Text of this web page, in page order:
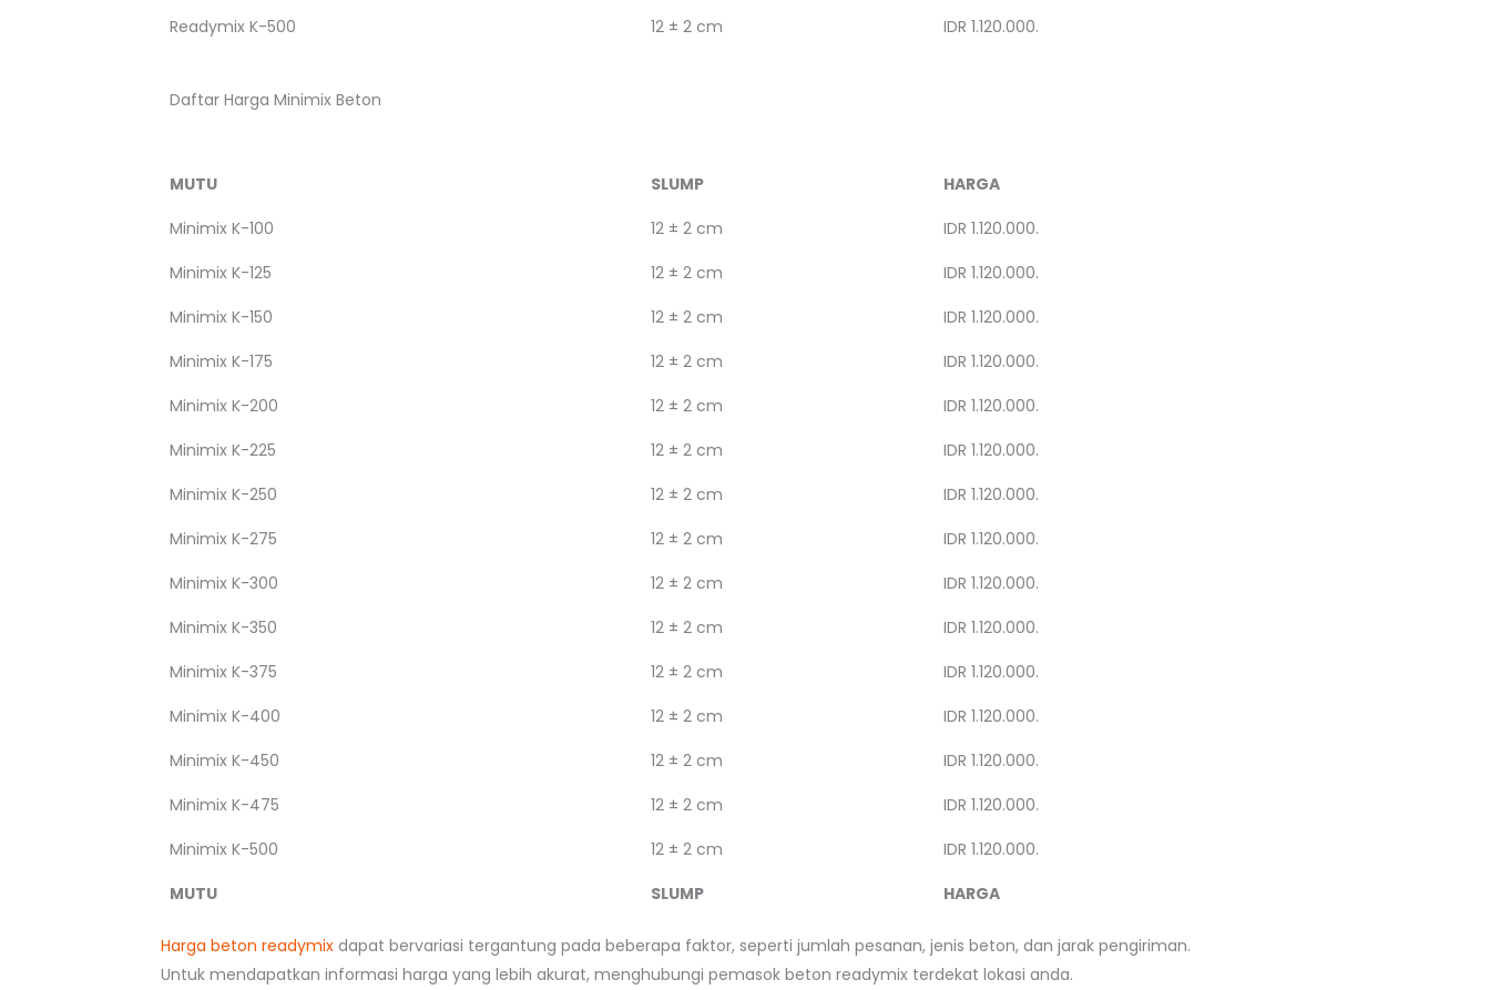
Readymix K-500
12 ± 2 cm IDR 1.120.000.
Daftar Harga Minimix Beton
MUTU SLUMP
HARGA
Minimix K-100
12 ± 2 cm
IDR 1.120.000.
Minimix K-125
12 ± 2 cm
IDR 1.120.000.
Minimix K-150
12 ± 2 cm
IDR 1.120.000.
Minimix K-175
12 ± 2 cm
IDR 1.120.000.
Minimix K-200
12 ± 2 cm
IDR 1.120.000.
Minimix K-225
12 ± 2 cm
IDR 1.120.000.
Minimix K-250
12 ± 2 cm
IDR 1.120.000.
Minimix K-275
12 ± 2 cm
IDR 1.120.000.
Minimix K-300
12 ± 2 cm
IDR 1.120.000.
Minimix K-350
12 ± 2 cm
IDR 1.120.000.
Minimix K-375
12 ± 2 cm
IDR 1.120.000.
Minimix K-400
12 ± 2 cm
IDR 1.120.000.
Minimix K-450
12 ± 2 cm
IDR 1.120.000.
Minimix K-475
12 ± 2 cm
IDR 1.120.000.
Minimix K-500
12 ± 2 cm
IDR 1.120.000.
MUTU
SLUMP HARGA
Harga beton readymix dapat bervariasi tergantung pada beberapa faktor, seperti jumlah pesanan, jenis beton, dan jarak pengiriman.
Untuk mendapatkan informasi harga yang lebih akurat, menghubungi pemasok beton readymix terdekat lokasi anda.